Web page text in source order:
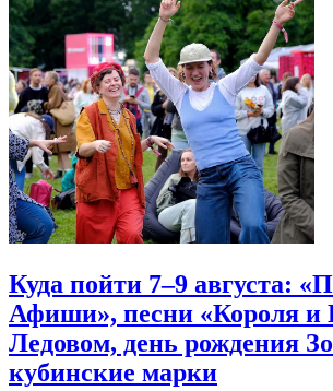
Куда пойти 7–9 августа:
Афиши», песни «Короля и
Ледовом, день рождения
кубинские марки